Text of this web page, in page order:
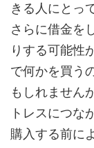
きる人にとっ
さらに借金を
りする可能性
で何かを買う
もしれません
トレスにつな
購入する前に